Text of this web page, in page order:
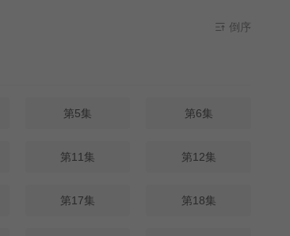
倒序
第5集 第6集
第11集 第12集
第17集 第18集